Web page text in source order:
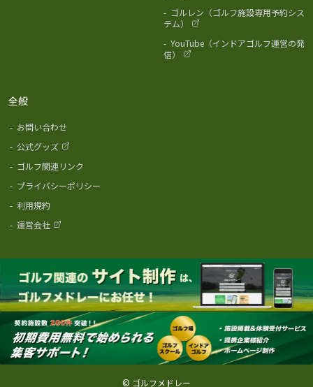
- ゴルレン（ゴルフ施設専用予約シス
テム）
- YouTube（インドアゴルフ運営の発
信）
全般
- お問い合わせ
- 公式グッズ
- ゴルフ関連リンク
- プライバシーポリシー
- 利用規約
- 運営会社
© ゴルフメドレー